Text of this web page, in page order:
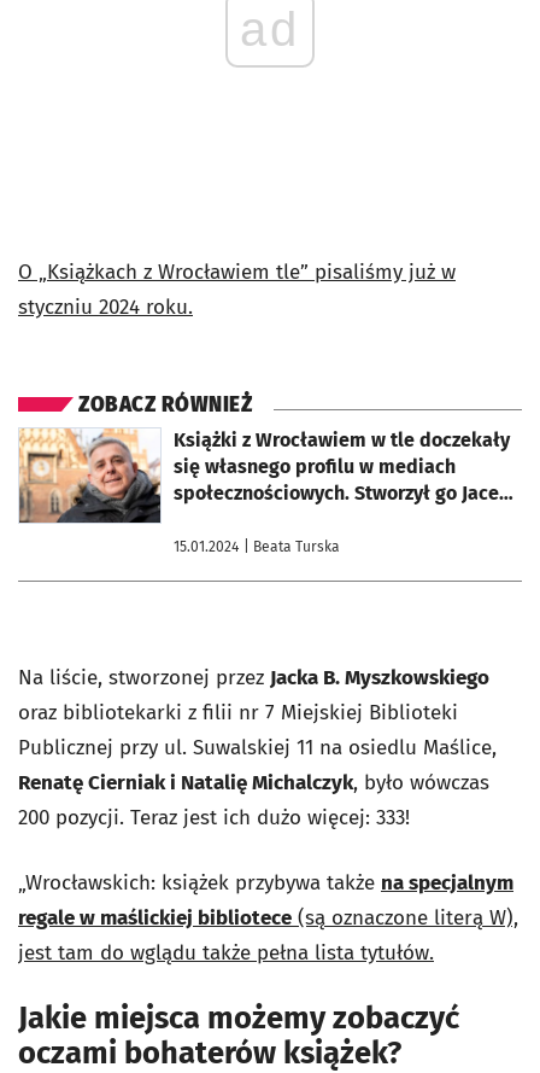
ad
O „Książkach z Wrocławiem tle” pisaliśmy już w
styczniu 2024 roku.
ZOBACZ RÓWNIEŻ
Książki z Wrocławiem w tle doczekały
się własnego profilu w mediach
społecznościowych. Stworzył go Jacek
15.01.2024 | Beata Turska
otworzy się w nowej karcie
Na liście, stworzonej przez Jacka B. Myszkowskiego
oraz bibliotekarki z filii nr 7 Miejskiej Biblioteki
Publicznej przy ul. Suwalskiej 11 na osiedlu Maślice,
Renatę Cierniak i Natalię Michalczyk, było wówczas
200 pozycji. Teraz jest ich dużo więcej: 333!
„Wrocławskich: książek przybywa także na specjalnym
regale w maślickiej bibliotece (są oznaczone literą W),
jest tam do wglądu także pełna lista tytułów.
Jakie miejsca możemy zobaczyć
oczami bohaterów książek?